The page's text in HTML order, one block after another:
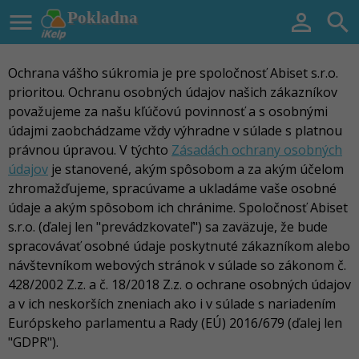
Pokladna
  
Ochrana vášho súkromia je pre spoločnosť Abiset s.r.o.
prioritou. Ochranu osobných údajov našich zákazníkov
považujeme za našu kľúčovú povinnosť a s osobnými
údajmi zaobchádzame vždy výhradne v súlade s platnou
právnou úpravou. V týchto Zásadách ochrany osobných
údajov je stanovené, akým spôsobom a za akým účelom
zhromažďujeme, spracúvame a ukladáme vaše osobné
údaje a akým spôsobom ich chránime. Spoločnosť Abiset
s.r.o. (ďalej len "prevádzkovateľ") sa zaväzuje, že bude
spracovávať osobné údaje poskytnuté zákazníkom alebo
návštevníkom webových stránok v súlade so zákonom č.
428/2002 Z.z. a č. 18/2018 Z.z. o ochrane osobných údajov
a v ich neskorších zneniach ako i v súlade s nariadením
Európskeho parlamentu a Rady (EÚ) 2016/679 (ďalej len
"GDPR").